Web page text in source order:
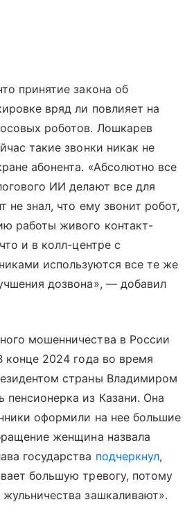
принятие закона об
вряд ли повлияет на
роботов. Лошкарев
такие звонки никак не
абонента. «Абсолютно все
ИИ делают все для
не знал, что ему звонит робот,
работы живого контакт-
и в колл-центре с
используются все те же
дозвона», — добавил
мошенничества в России
конце 2024 года во время
страны Владимиром
пенсионерка из Казани. Она
оформили на нее большие
женщина назвала
государства подчеркнул,
большую тревогу, потому
зашкаливают».